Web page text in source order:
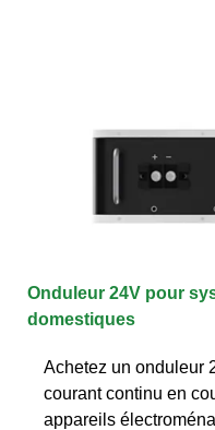
Onduleur 24V pour
domestiques
Achetez un onduleur
courant continu en
appareils